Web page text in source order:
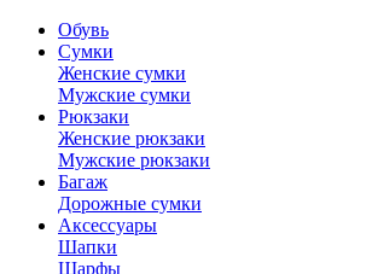
Обувь
Сумки
Женские сумки
Мужские сумки
Рюкзаки
Женские рюкзаки
Мужские рюкзаки
Багаж
Дорожные сумки
Аксессуары
Шапки
Шарфы